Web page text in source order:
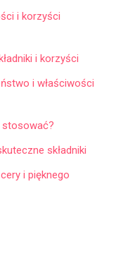
i korzyści
i korzyści
i właściwości
stosować?
składniki
i pięknego